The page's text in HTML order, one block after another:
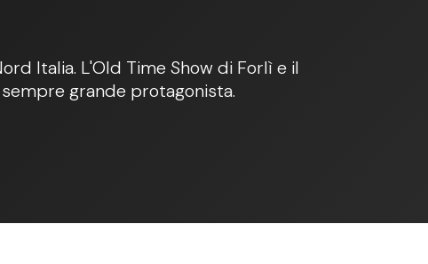
Italia. L'Old Time Show di Forlì e il
grande protagonista.